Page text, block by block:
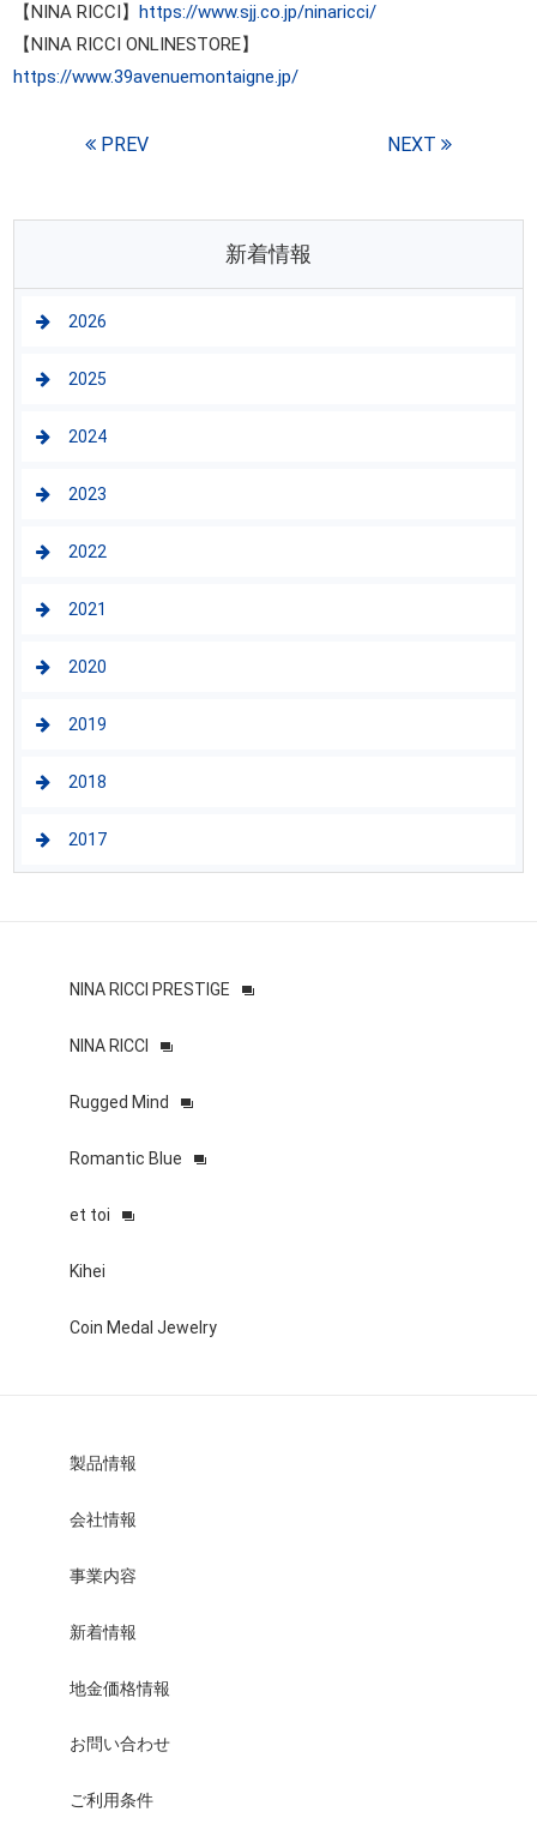
【NINA RICCI】https://www.sjj.co.jp/ninaricci/
【NINA RICCI ONLINESTORE】
https://www.39avenuemontaigne.jp/
PREV NEXT
新着情報
2026
2025
2024
2023
2022
2021
2020
2019
2018
2017
NINA RICCI PRESTIGE
NINA RICCI
Rugged Mind
Romantic Blue
et toi
Kihei
Coin Medal Jewelry
製品情報
会社情報
事業内容
新着情報
地金価格情報
お問い合わせ
ご利用条件